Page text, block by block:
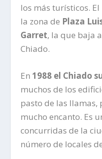
los más turísticos.
la zona de Plaza
Garret, la que baja
Chiado.
En1988 el Chiado
muchos de los
pasto de las llamas,
mucho encanto. Es
concurridas de la
número de locales